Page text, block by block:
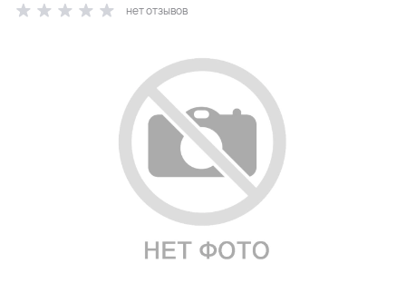
нет отзывов